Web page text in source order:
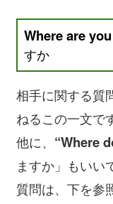
Where are
すか
相手に関する質
ねるこの一文で
他に、 “Where
ますか」もいい
質問は、下を参